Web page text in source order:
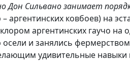
Дон Сильвано занимает
аргентинских ковбоев) на
аргентинских гаучо
и занялись
удивительные